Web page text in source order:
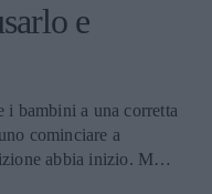
e
i bambini a una corretta
cominciare a
abbia inizio. Ma